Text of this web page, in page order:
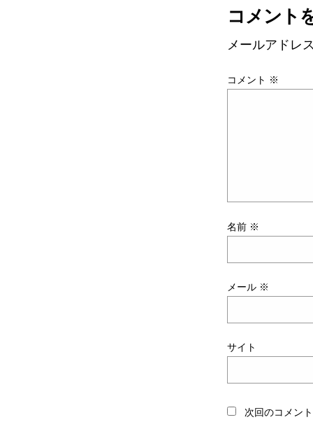
コメント
メールアドレ
コメント ※
名前 ※
メール ※
サイト
次回のコメン